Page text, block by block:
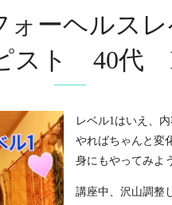
ォーヘルスレ
スト 40代
レベル1はいえ、
やればちゃんと変
身にもやってみよ
講座中、沢山調整